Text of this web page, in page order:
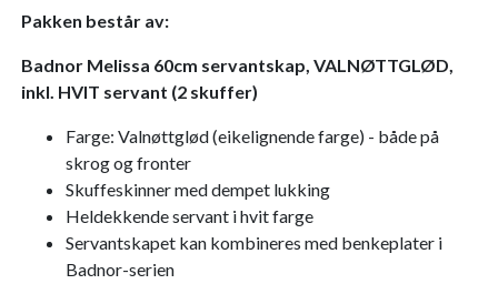
Pakken består av:
Badnor Melissa 60cm servantskap, VALNØTTGLØD,
inkl. HVIT servant (2 skuffer)
Farge: Valnøttglød (eikelignende farge) - både på
skrog og fronter
Skuffeskinner med dempet lukking
Heldekkende servant i hvit farge
Servantskapet kan kombineres med benkeplater i
Badnor-serien